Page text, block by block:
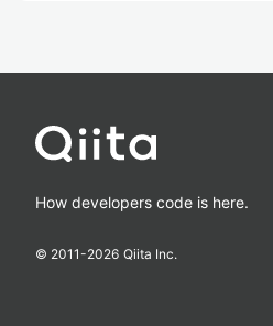
How developers code is here.
© 2011-2026 Qiita Inc.